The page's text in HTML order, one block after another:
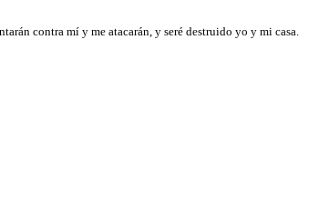
contra mí y me atacarán, y seré destruido yo y mi casa.